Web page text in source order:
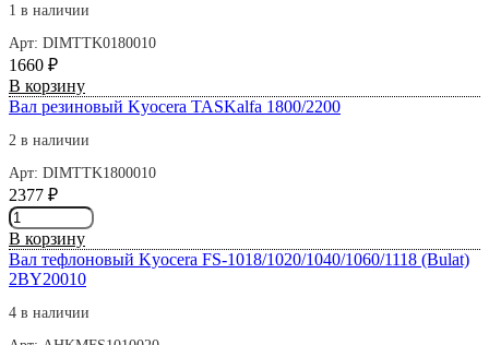
Kyocera
KM-
1620/1635/1650/2050/2550
Булат
1 в наличии
Арт: DIMTTK0180010
1660 ₽
Количество
товара
резиновый
Kyocera
TASKAlfa
180/181/220/221/255/305/FS-
6025/6030MFP
2KK94290
В корзину
Вал резиновый Kyocera TASKalfa 1800/2200
2 в наличии
Арт: DIMTTK1800010
2377 ₽
Количество
товара
Вал
резиновый
Kyocera
TASKalfa
В корзину
Вал тефлоновый Kyocera FS-1018/1020/1040/1060/1118 (Bulat)
2BY20010
4 в наличии